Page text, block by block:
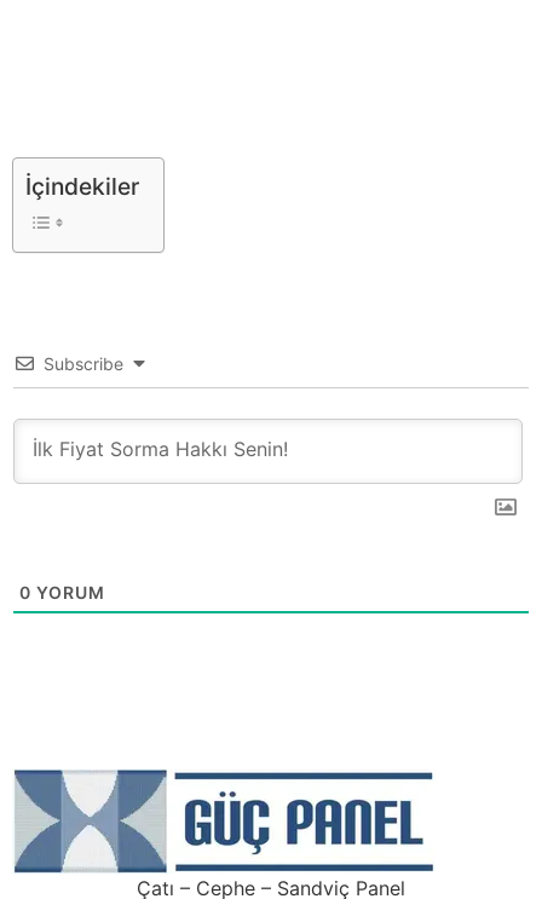
İçindekiler
Subscribe
0 YORUM
Çatı – Cephe – Sandviç Panel